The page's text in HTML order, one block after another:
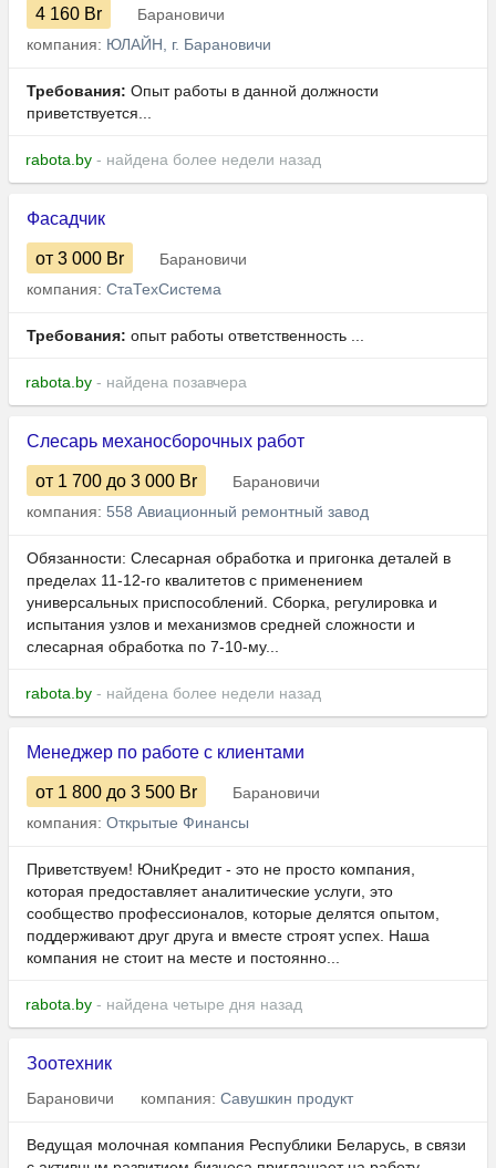
4 160 Br
Барановичи
компания: ЮЛАЙН, г. Барановичи
Требования: Опыт работы в данной должности
приветствуется...
rabota.by - найдена более недели назад
Фасадчик
от 3 000 Br
Барановичи
компания: СтаТехСистема
Требования: опыт работы ответственность ...
rabota.by - найдена позавчера
Слесарь механосборочных работ
от 1 700 до 3 000 Br
Барановичи
компания: 558 Авиационный ремонтный завод
Обязанности: Слесарная обработка и пригонка деталей в
пределах 11-12-го квалитетов с применением
универсальных приспособлений. Сборка, регулировка и
испытания узлов и механизмов средней сложности и
слесарная обработка по 7-10-му...
rabota.by - найдена более недели назад
Менеджер по работе с клиентами
от 1 800 до 3 500 Br
Барановичи
компания: Открытые Финансы
Приветствуем! ЮниКредит - это не просто компания,
которая предоставляет аналитические услуги, это
сообщество профессионалов, которые делятся опытом,
поддерживают друг друга и вместе строят успех. Наша
компания не стоит на месте и постоянно...
rabota.by - найдена четыре дня назад
Зоотехник
Барановичи компания: Савушкин продукт
Ведущая молочная компания Республики Беларусь, в связи